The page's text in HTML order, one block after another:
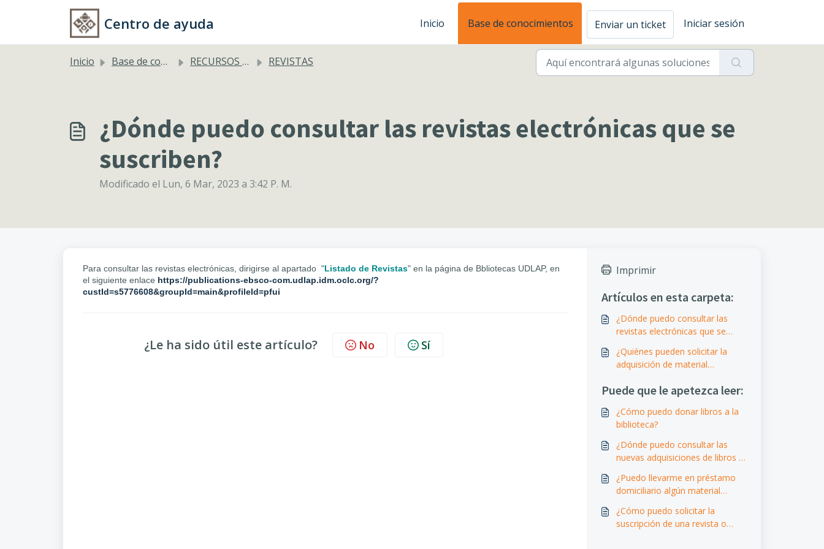
Saltar al contenido principal
Centro de ayuda Inicio Base de conocimientos Enviar un ticket Iniciar sesión
Inicio Base de conocimientos RECURSOS ELECTRÓNICOS Y PUBLICACIONES PERIODICAS REVISTAS
¿Dónde puedo consultar las revistas electrónicas que se
suscriben?
Modificado el Lun, 6 Mar, 2023 a 3:42 P. M.
Para consultar las revistas electrónicas, dirigirse al apartado "Listado de Revistas" en la página de Bbliotecas UDLAP, en
el siguiente enlace https://publications-ebsco-com.udlap.idm.oclc.org/?
custId=s5776608&groupId=main&profileId=pfui
¿Le ha sido útil este artículo? No Sí
Imprimir
Artículos en esta carpeta:
¿Dónde puedo consultar las
revistas electrónicas que se
¿Quiénes pueden solicitar la
adquisición de material
electrónico) o suscripción de
electrónico?
Puede que le apetezca leer:
¿Cómo puedo donar libros a la
biblioteca?
¿Dónde puedo consultar las
nuevas adquisiciones de libros y
¿Puedo llevarme en préstamo
domiciliario algún material
Franciscana?
¿Cómo puedo solicitar la
suscripción de una revista o